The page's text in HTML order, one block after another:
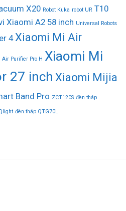
X20 Robot Kuka robot UR T10
Xiaomi A2 58 inch Universal Robots
4 Xiaomi Mi Air
Purifier Pro H Xiaomi Mi
27 inch Xiaomi Mijia
Band Pro ZCT120S đèn tháp
đèn tháp QTG70L